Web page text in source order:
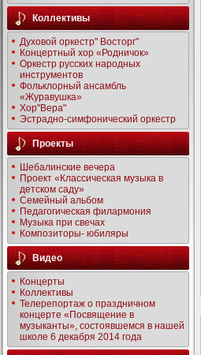
Коллективы
Духовой оркестр" Восторг"
Концертный хор «Родничок»
Оркестр русских народных
инструментов
Фольклорный ансамбль
«Журавушка»
Хор"Вера"
Эстрадно-симфонический оркестр
Проекты
Шебалинские вечера
Проект «Классическая музыка в
детском саду»
Семейный альбом
Педагогическая филармония
Музыка при свечах
Композиторы- юбиляры
Видео
Концерты
Коллективы
Телерепортаж о праздничном
концерте «Посвящение в
музыканты», состоявшемся в нашей
школе 6 декабря 2014 года